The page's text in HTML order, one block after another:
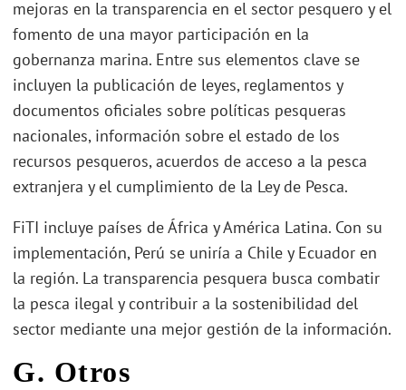
mejoras en la transparencia en el sector pesquero y el
fomento de una mayor participación en la
gobernanza marina. Entre sus elementos clave se
incluyen la publicación de leyes, reglamentos y
documentos oficiales sobre políticas pesqueras
nacionales, información sobre el estado de los
recursos pesqueros, acuerdos de acceso a la pesca
extranjera y el cumplimiento de la Ley de Pesca.
FiTI incluye países de África y América Latina. Con su
implementación, Perú se uniría a Chile y Ecuador en
la región. La transparencia pesquera busca combatir
la pesca ilegal y contribuir a la sostenibilidad del
sector mediante una mejor gestión de la información.
G. Otros